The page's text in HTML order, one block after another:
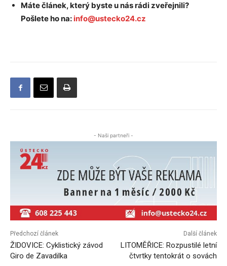
Máte článek, který byste u nás rádi zveřejnili?
Pošlete ho na: info@ustecko24.cz
- Naši partneři -
Předchozí článek
ŽIDOVICE: Cyklistický závod
Giro de Zavadilka
Další článek
LITOMĚŘICE: Rozpustilé letní
čtvrtky tentokrát o sovách